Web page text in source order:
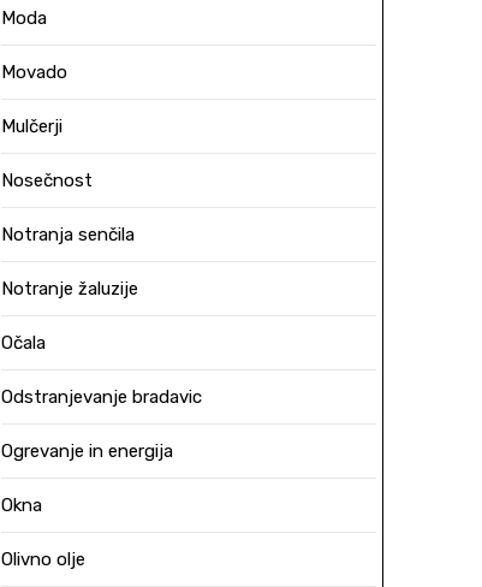
Moda
Movado
Mulčerji
Nosečnost
Notranja senčila
Notranje žaluzije
Očala
Odstranjevanje bradavic
Ogrevanje in energija
Okna
Olivno olje